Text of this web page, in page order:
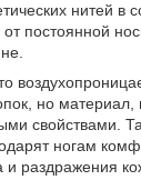
нитей в
постоянной
но
свойствами.
ногам
и раздражения